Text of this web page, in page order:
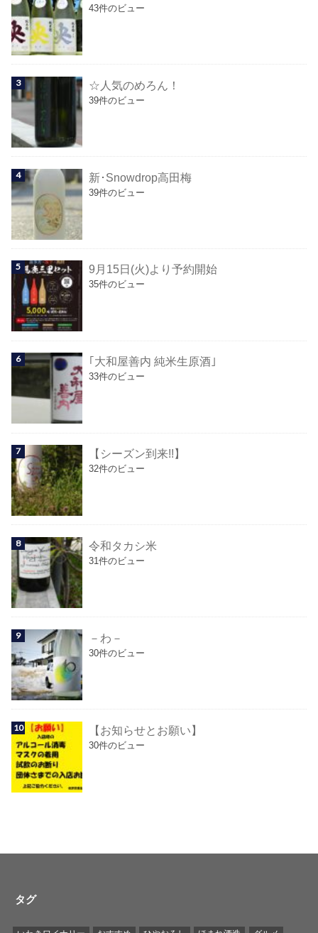
43件のビュー
☆人気のめろん！
39件のビュー
新･Snowdrop高田梅
39件のビュー
9月15日(火)より予約開始
35件のビュー
｢大和屋善内 純米生原酒｣
33件のビュー
【シーズン到来!!】
32件のビュー
令和タカシ米
31件のビュー
－わ－
30件のビュー
【お知らせとお願い】
30件のビュー
タグ